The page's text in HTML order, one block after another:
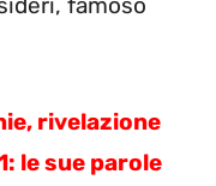
famoso
rivelazione
le sue parole